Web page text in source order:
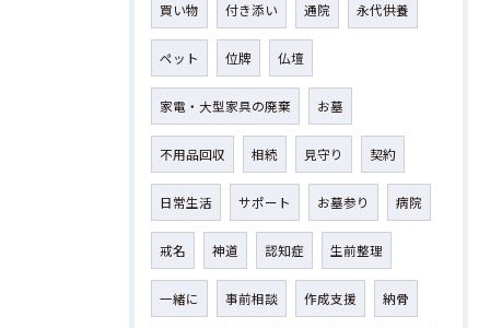
買い物 付き添い 通院 永代供養
ペット 位牌 仏壇
家電・大型家具の廃棄 お墓
不用品回収 相続 見守り 契約
日常生活 サポート お墓参り 病院
戒名 神道 認知症 生前整理
一緒に 事前相談 作成支援 納骨